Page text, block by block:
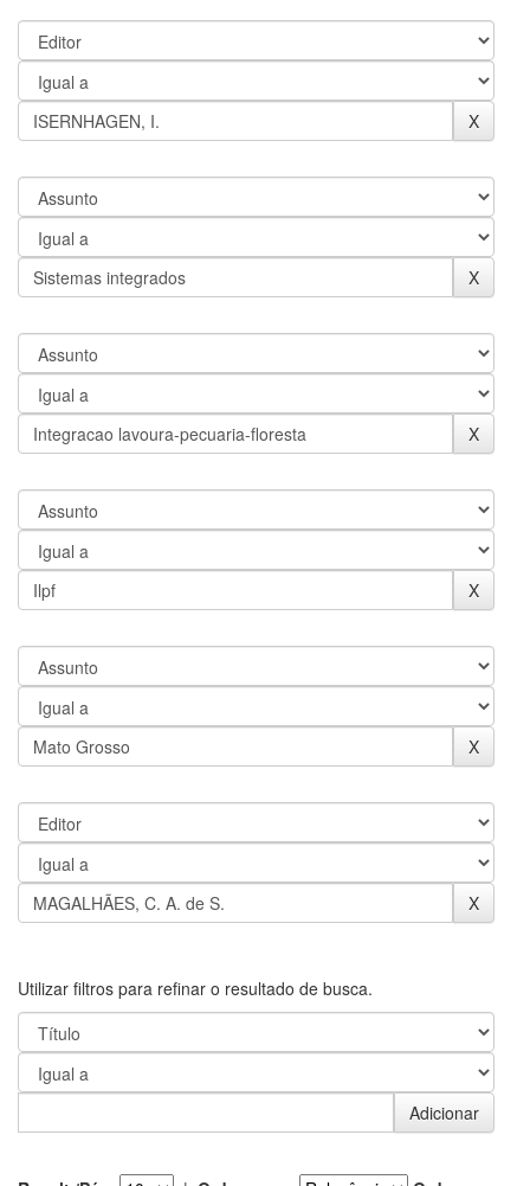
Utilizar filtros para refinar o resultado de busca.